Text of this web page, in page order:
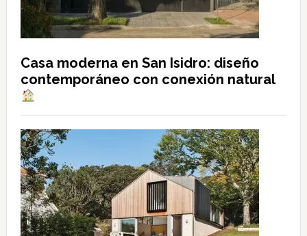
Casa moderna en San Isidro: diseño
contemporáneo con conexión natural